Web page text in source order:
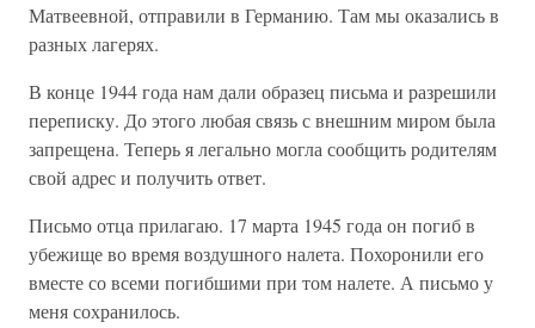
Матвеевной, отправили в Германию. Там мы оказались в
разных лагерях.
В конце 1944 года нам дали образец письма и разрешили
переписку. До этого любая связь с внешним миром была
запрещена. Теперь я легально могла сообщить родителям
свой адрес и получить ответ.
Письмо отца прилагаю. 17 марта 1945 года он погиб в
убежище во время воздушного налета. Похоронили его
вместе со всеми погибшими при том налете. А письмо у
меня сохранилось.